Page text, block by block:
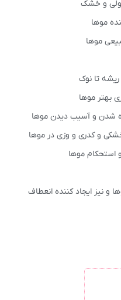
و خشک
موها
تا نوک
بهتر موها
شدن و آسیب دیدن موها
خشکی و کدری و وزی در موها
موها
و نیز ایجاد کننده انعطاف